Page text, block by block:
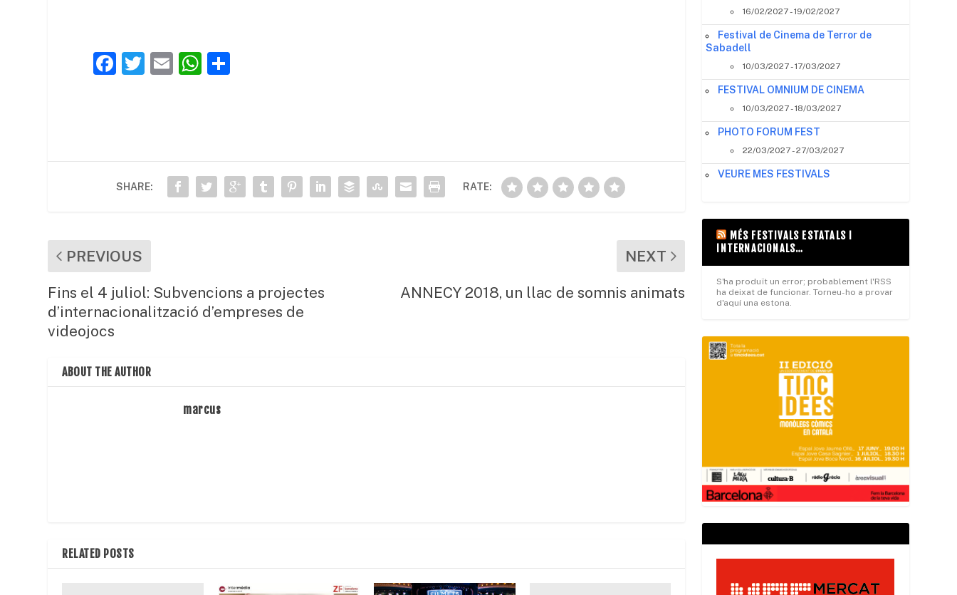
F
b
o
T
E
W
A
p
p
ar
te
ix
SHARE: RATE:
PREVIOUS
Fins el 4 juliol: Subvencions a projectes
d’internacionalització d’empreses de
videojocs
NEXT
ANNECY 2018, un llac de somnis animats
ABOUT THE AUTHOR
marcus
RELATED POSTS
16/02/2027 - 19/02/2027
Festival de Cinema de Terror de
Sabadell
10/03/2027 - 17/03/2027
FESTIVAL OMNIUM DE CINEMA
10/03/2027 - 18/03/2027
PHOTO FORUM FEST
22/03/2027 - 27/03/2027
VEURE MES FESTIVALS
MÉS FESTIVALS ESTATALS I
INTERNACIONALS…
S'ha produït un error; probablement l'RSS
ha deixat de funcionar. Torneu-ho a provar
d'aquí una estona.